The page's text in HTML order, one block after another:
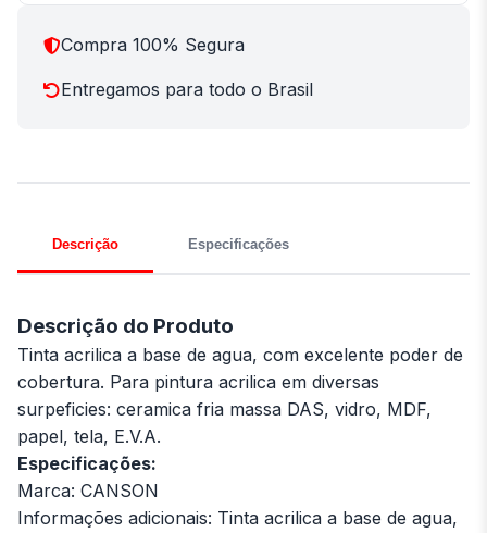
Compra 100% Segura
Entregamos para todo o Brasil
Descrição Especificações
Descrição do Produto
Tinta acrilica a base de agua, com excelente poder de
cobertura. Para pintura acrilica em diversas
surpeficies: ceramica fria massa DAS, vidro, MDF,
papel, tela, E.V.A.
Especificações:
Marca: CANSON
Informações adicionais: Tinta acrilica a base de agua,